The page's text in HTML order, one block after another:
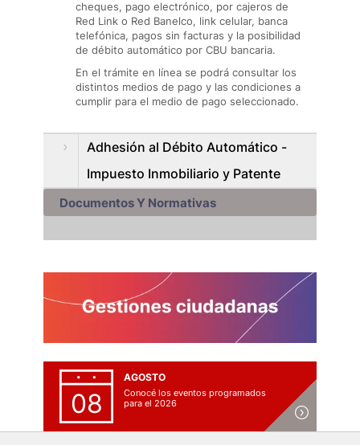
cheques, pago electrónico, por cajeros de
Red Link o Red Banelco, link celular, banca
telefónica, pagos sin facturas y la posibilidad
de débito automático por CBU bancaria.
En el trámite en línea se podrá consultar los
distintos medios de pago y las condiciones a
cumplir para el medio de pago seleccionado.
Adhesión al Débito Automático -
Impuesto Inmobiliario y Patente
Documentos Y Normativas
08
AGOSTO
Conocé los eventos programados
para el 2026